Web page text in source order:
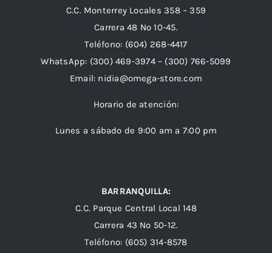
C.C. Monterrey Locales 358 – 359
Carrera 48 Nº 10-45.
Teléfono: (604) 268-4417
WhatsApp: (300) 469-3974 – (300) 766-5099
Email: nidia@omega-store.com
Horario de atención:
Lunes a sábado de 9:00 am a 7:00 pm
BARRANQUILLA:
C.C. Parque Central Local 148
Carrera 43 Nº 50-12.
Teléfono: (605) 314-8578